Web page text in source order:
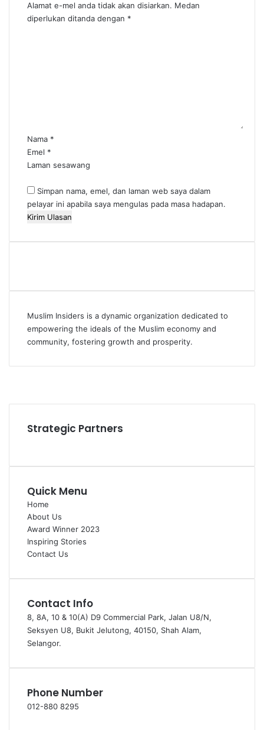
Alamat e-mel anda tidak akan disiarkan. Medan
diperlukan ditanda dengan *
Nama *
Emel *
Laman sesawang
Simpan nama, emel, dan laman web saya dalam
pelayar ini apabila saya mengulas pada masa hadapan.
Muslim Insiders is a dynamic organization dedicated to
empowering the ideals of the Muslim economy and
community, fostering growth and prosperity.
Strategic Partners
Quick Menu
Home
About Us
Award Winner 2023
Inspiring Stories
Contact Us
Contact Info
8, 8A, 10 & 10(A) D9 Commercial Park, Jalan U8/N,
Seksyen U8, Bukit Jelutong, 40150, Shah Alam,
Selangor.
Phone Number
012-880 8295